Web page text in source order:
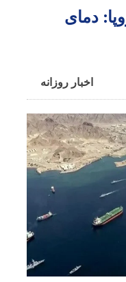
دمای
اخبار روزانه